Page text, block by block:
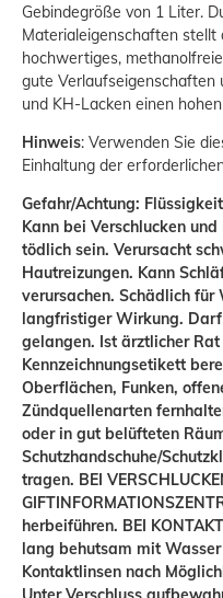
Gebindegröße von 1 Liter.
Materialeigenschaften stellt
hochwertiges,
gute Verlaufseigenschaften
und KH-Lacken einen
Hinweis: Verwenden Sie
Einhaltung der
Gefahr/Achtung:
Kann bei Verschlucken
tödlich sein. Verursacht
Hautreizungen. Kann
verursachen. Schädlich
langfristiger Wirkung.
gelangen. Ist ärztlicher
Kennzeichnungsetikett
Oberflächen, Funken,
Zündquellenarten
oder in gut belüfteten
Schutzhandschuhe/
tragen. BEI
herbeiführen. BEI
lang behutsam mit
Kontaktlinsen nach